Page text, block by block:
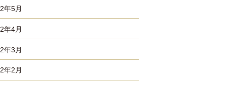
年5月
年4月
年3月
年2月